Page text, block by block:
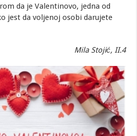
da je Valentinovo, jedna od
jest da voljenoj osobi darujete
Mila Stojić, II.4